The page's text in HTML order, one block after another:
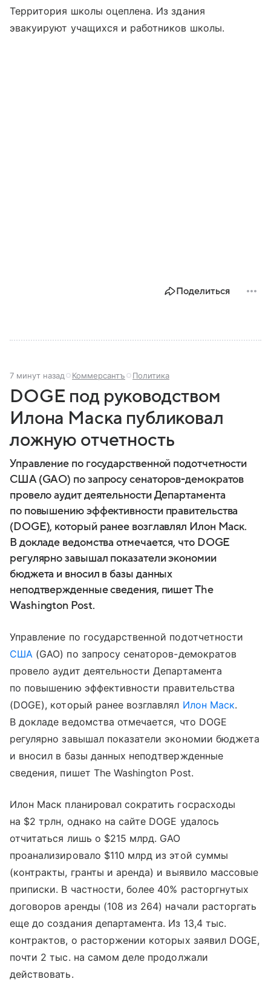
Территория школы оцеплена. Из здания
эвакуируют учащихся и работников школы.
Поделиться
7 минут назад Коммерсантъ Политика
DOGE под руководством
Илона Маска публиковал
ложную отчетность
Управление по государственной подотчетности
США (GAO) по запросу сенаторов-демократов
провело аудит деятельности Департамента
по повышению эффективности правительства
(DOGE), который ранее возглавлял Илон Маск.
В докладе ведомства отмечается, что DOGE
регулярно завышал показатели экономии
бюджета и вносил в базы данных
неподтвержденные сведения, пишет The
Washington Post.
Управление по государственной подотчетности
США (GAO) по запросу сенаторов-демократов
провело аудит деятельности Департамента
по повышению эффективности правительства
(DOGE), который ранее возглавлял Илон Маск.
В докладе ведомства отмечается, что DOGE
регулярно завышал показатели экономии бюджета
и вносил в базы данных неподтвержденные
сведения, пишет The Washington Post.
Илон Маск планировал сократить госрасходы
на $2 трлн, однако на сайте DOGE удалось
отчитаться лишь о $215 млрд. GAO
проанализировало $110 млрд из этой суммы
(контракты, гранты и аренда) и выявило массовые
приписки. В частности, более 40% расторгнутых
договоров аренды (108 из 264) начали расторгать
еще до создания департамента. Из 13,4 тыс.
контрактов, о расторжении которых заявил DOGE,
почти 2 тыс. на самом деле продолжали
действовать.